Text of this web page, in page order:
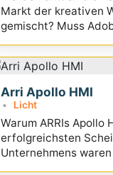
Markt der kreativen
gemischt? Muss
Arri Apollo HMI
Licht
Warum ARRIs Apollo
erfolgreichsten
Unternehmens